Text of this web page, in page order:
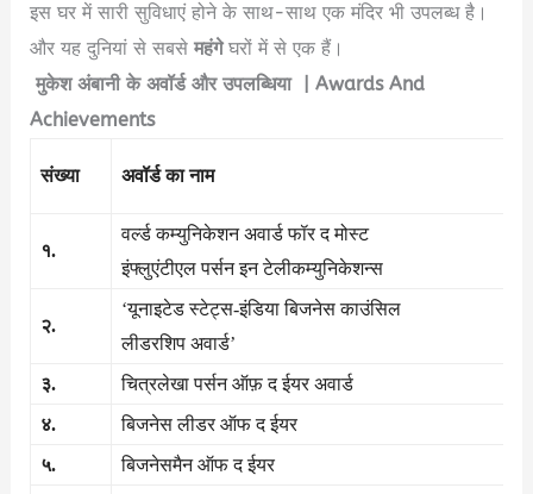
इस घर में सारी सुविधाएं होने के साथ-साथ एक मंदिर भी उपलब्ध है।
और यह दुनियां से सबसेमहंगेघरों में से एक हैं।
मुकेश अंबानी के अवॉर्ड और उपलब्धिया | Awards And
Achievements
संख्या अवॉर्ड का नाम
१.
वर्ल्ड कम्युनिकेशन अवार्ड फॉर द मोस्ट
इंफ्लुएंटीएल पर्सन इन टेलीकम्युनिकेशन्स
२.
‘यूनाइटेड स्टेट्स-इंडिया बिजनेस काउंसिल
लीडरशिप अवार्ड’
३.
चित्रलेखा पर्सन ऑफ़ द ईयर अवार्ड
४.
बिजनेस लीडर ऑफ द ईयर
५.
बिजनेसमैन ऑफ द ईयर